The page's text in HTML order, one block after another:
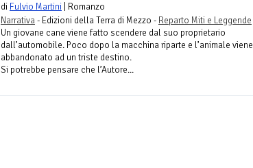
di Fulvio Martini | Romanzo
Narrativa- Edizioni della Terra di Mezzo - Reparto Miti e Leggende
Un giovane cane viene fatto scendere dal suo proprietario
dall’automobile. Poco dopo la macchina riparte e l’animale viene
abbandonato ad un triste destino.
Si potrebbe pensare che l’Autore...